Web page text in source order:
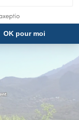
OK pour moi